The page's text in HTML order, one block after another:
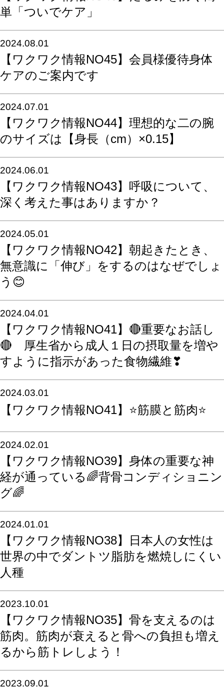
単「ついでケア」
2024.08.01
【ワクワク情報NO45】会員様優待身体
ケアのご案内です
2024.07.01
【ワクワク情報NO44】理想的な二の腕
のサイズは【身長（cm）×0.15】
2024.06.01
【ワクワク情報NO43】呼吸について、
深く考えた事はありますか？
2024.05.01
【ワクワク情報NO42】朝起きたとき、
無意識に「伸び」をするのはなぜでしょ
う😊
2024.04.01
【ワクワク情報NO41】🔴重要なお話し
🔴 厚生省から成人１日の摂取量を増や
すように指示があった食物繊維❣
2024.03.01
【ワクワク情報NO41】⭐️筋膜と筋肉⭐️
2024.02.01
【ワクワク情報NO39】身体の重要な神
経が通っている🌈背骨コンディショニン
グ🌈
2024.01.01
【ワクワク情報NO38】日本人の女性は
世界の中でダントツ脂肪を燃焼しにくい
人種
2023.10.01
【ワクワク情報NO35】骨を支えるのは
筋肉。筋肉が衰えると骨への負担も増え
るから筋トレしよう！
2023.09.01